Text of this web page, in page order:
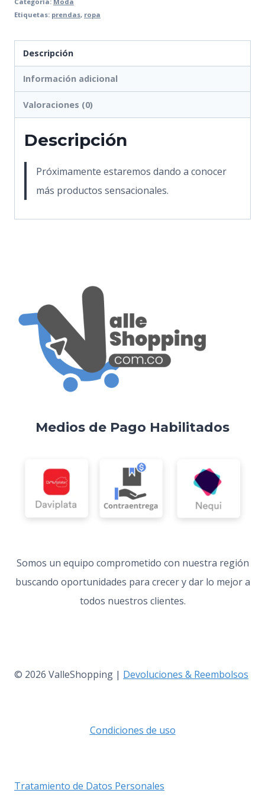
Etiquetas: prendas, ropa
Descripción
Información adicional
Valoraciones (0)
Descripción
Próximamente estaremos dando a conocer
más productos sensacionales.
Medios de Pago Habilitados
Somos un equipo comprometido con nuestra región
buscando oportunidades para crecer y dar lo mejor a
todos nuestros clientes.
© 2026 ValleShopping | Devoluciones & Reembolsos
Condiciones de uso
Tratamiento de Datos Personales